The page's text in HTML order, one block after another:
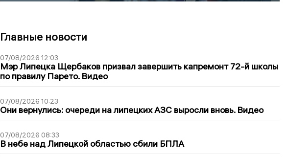
Главные новости
07/08/2026 12:03
Мэр Липецка Щербаков призвал завершить капремонт 72-й школы
по правилу Парето. Видео
07/08/2026 10:23
Они вернулись: очереди на липецких АЗС выросли вновь. Видео
07/08/2026 08:33
В небе над Липецкой областью сбили БПЛА